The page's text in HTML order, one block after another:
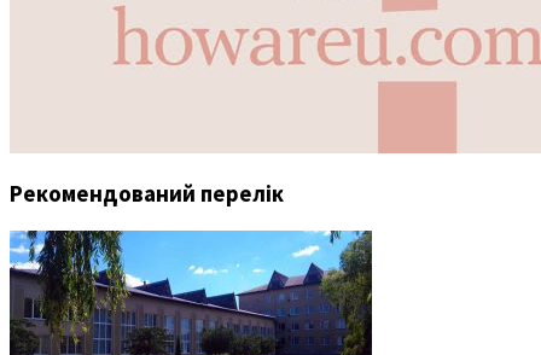
Рекомендований перелік